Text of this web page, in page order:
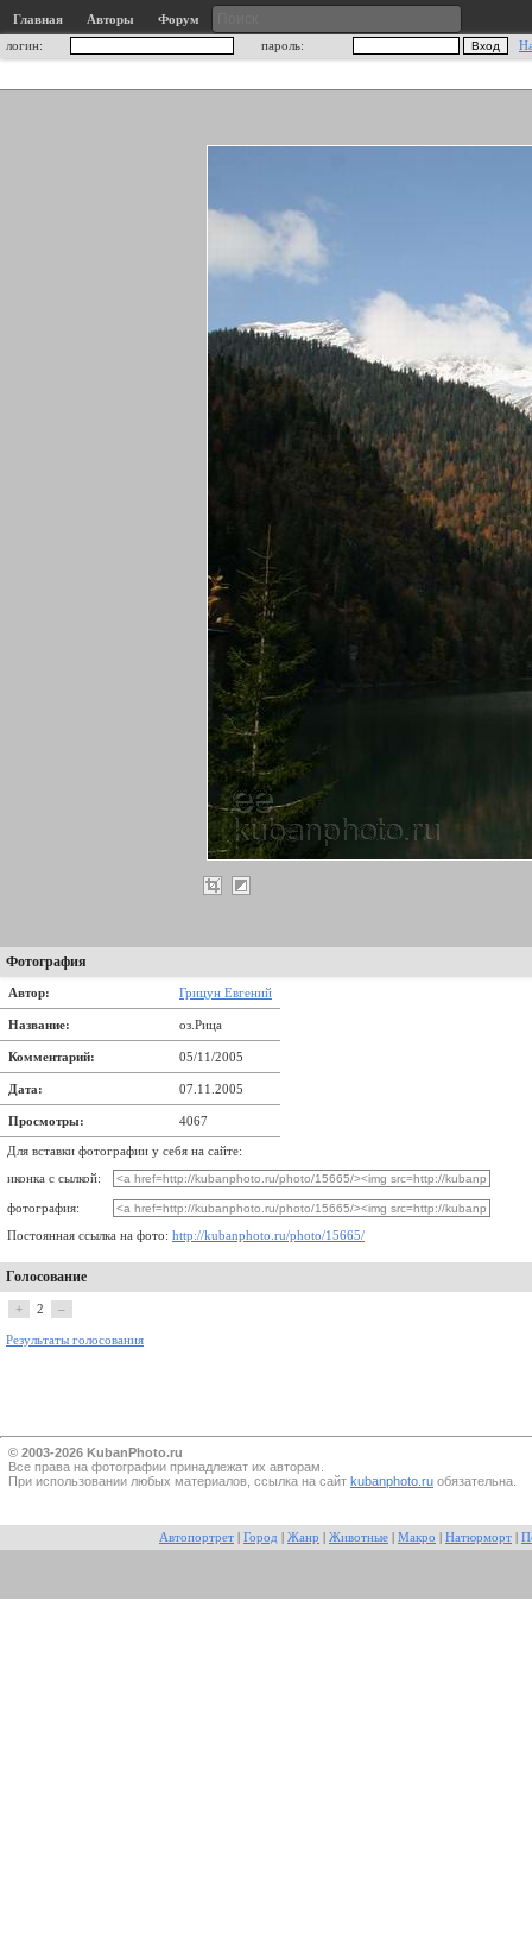
Главная Авторы
Форум
логин:
пароль:
Фотография
Автор: Грицун Евгений
Название: оз.Рица
Комментарий: 05/11/2005
Дата: 07.11.2005
Просмотры: 4067
Для вставки фотографии у себя на сайте:
иконка с сылкой:
фотография:
Постоянная ссылка на фото: http://kubanphoto.ru/photo/15665/
Голосование
+ 2 –
Результаты голосования
© 2003-2026 KubanPhoto.ru
Все прaва на фотографии принадлежат их авторам.
При использовании любых материалов, ссылка на сайт kubanphoto.ru обязательна.
Автопортрет Город Жанр Животные Макро Натюрморт